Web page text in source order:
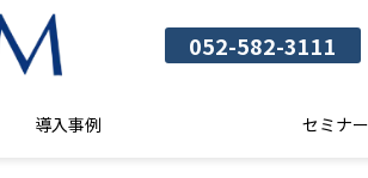
052-582-3111
導入事例 セミナー